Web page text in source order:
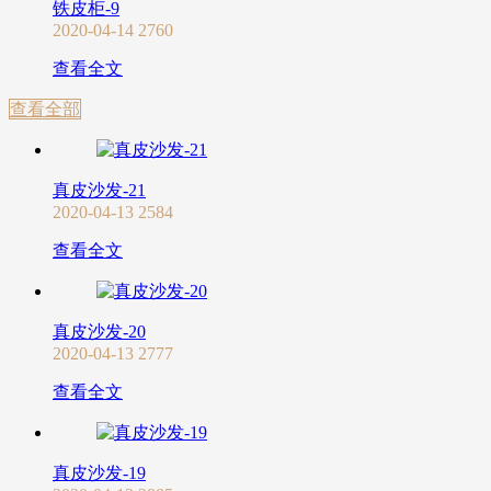
铁皮柜-9
2020-04-14 2760
查看全文
查看全部
真皮沙发-21
2020-04-13 2584
查看全文
真皮沙发-20
2020-04-13 2777
查看全文
真皮沙发-19